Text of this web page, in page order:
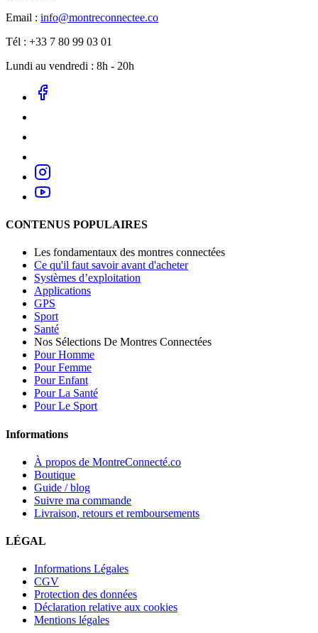
Email : info@montreconnectee.co
Tél : +33 7 80 99 03 01
Lundi au vendredi : 8h - 20h
CONTENUS POPULAIRES
Les fondamentaux des montres connectées
Ce qu'il faut savoir avant d'acheter
Systèmes d’exploitation
Applications
GPS
Sport
Santé
Nos Sélections De Montres Connectées
Pour Homme
Pour Femme
Pour Enfant
Pour La Santé
Pour Le Sport
Informations
À propos de MontreConnecté.co
Boutique
Guide / blog
Suivre ma commande
Livraison, retours et remboursements
LÉGAL
Informations Légales
CGV
Protection des données
Déclaration relative aux cookies
Mentions légales